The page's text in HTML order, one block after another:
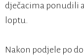
dječacima ponudili
loptu.
Nakon podjele po